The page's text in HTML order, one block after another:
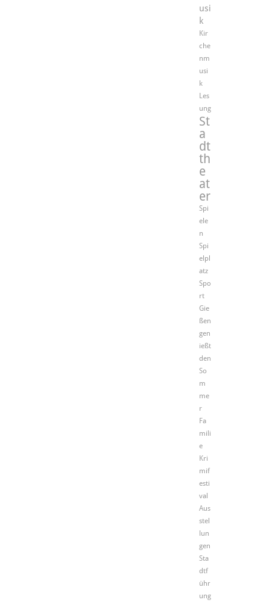
usi
k
Kir
che
nm
usi
k
Les
ung
St
a
dt
th
e
at
er
Spi
ele
n
Spi
elpl
atz
Spo
rt
Gie
ßen
gen
ießt
den
So
m
me
r
Fa
mili
e
Kri
mif
esti
val
Aus
stel
lun
gen
Sta
dtf
ühr
ung